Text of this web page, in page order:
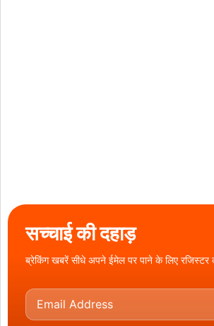
सच्चाई की दहाड़
ब्रेकिंग खबरें सीधे अपने ईमेल पर पाने के लिए रजिस्टर